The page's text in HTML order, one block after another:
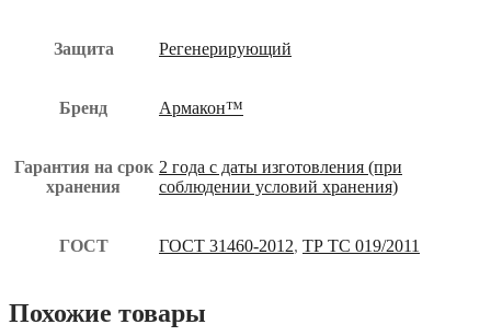
Защита Регенерирующий
Бренд Армакон™
Гарантия на срок
хранения
2 года с даты изготовления (при
соблюдении условий хранения)
ГОСТ ГОСТ 31460-2012, ТР ТС 019/2011
Похожие товары